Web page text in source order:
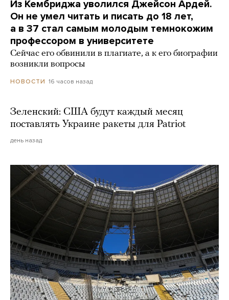
Из Кембриджа уволился Джейсон Ардей.
Он не умел читать и писать до 18 лет,
а в 37 стал самым молодым темнокожим
профессором в университете
Сейчас его обвинили в плагиате, а к его биографии
возникли вопросы
НОВОСТИ 16 часов назад
Зеленский: США будут каждый месяц
поставлять Украине ракеты для Patriot
день назад